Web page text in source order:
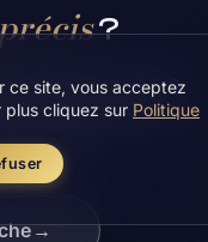
ce site, vous acceptez
plus cliquez sur Politique
?
en démo,
nous trouvons la
l'avoir.
→